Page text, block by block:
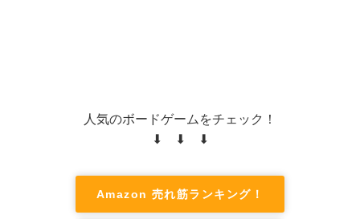
人気のボードゲームをチェック！
⬇ ⬇ ⬇
Amazon 売れ筋ランキング！